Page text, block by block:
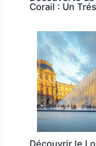
Corail : Un
Découvrir le